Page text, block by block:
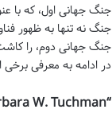
جنگ جهانی اول، که با
جنگ نه تنها به ظهور
جنگ جهانی دوم، را
در ادامه به معرفی برخی
“The Guns of August” by Barbara W. Tuchman